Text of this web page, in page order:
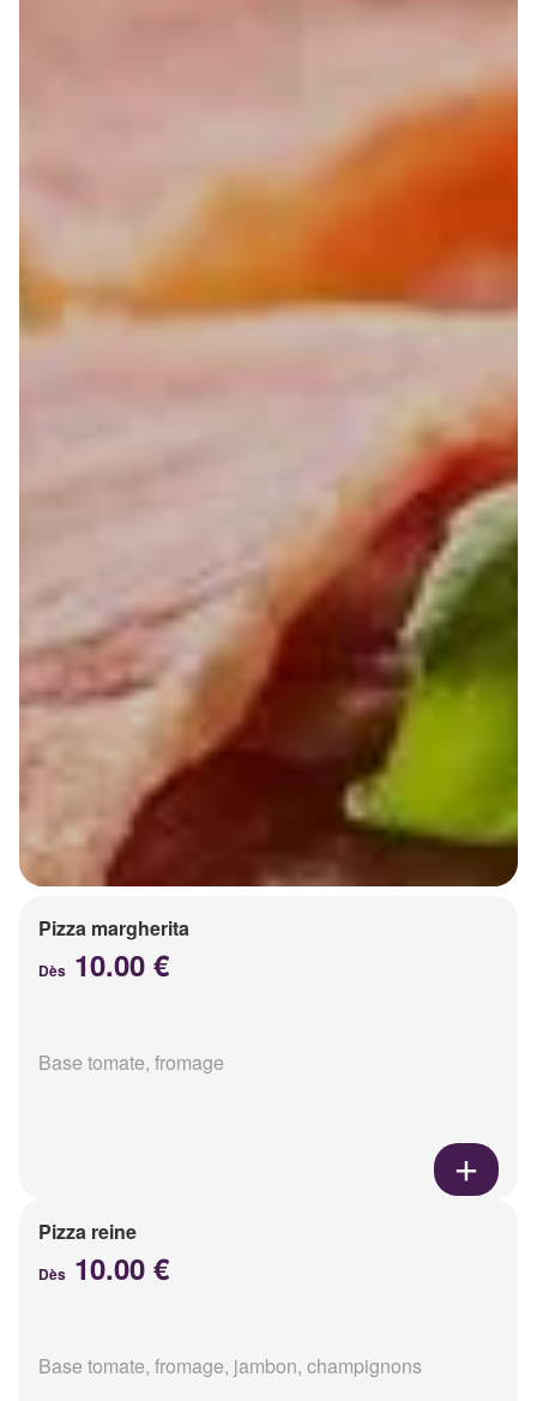
Pizza margherita
Dès 10.00 €
Base tomate, fromage
Pizza reine
Dès 10.00 €
Base tomate, fromage, jambon, champignons